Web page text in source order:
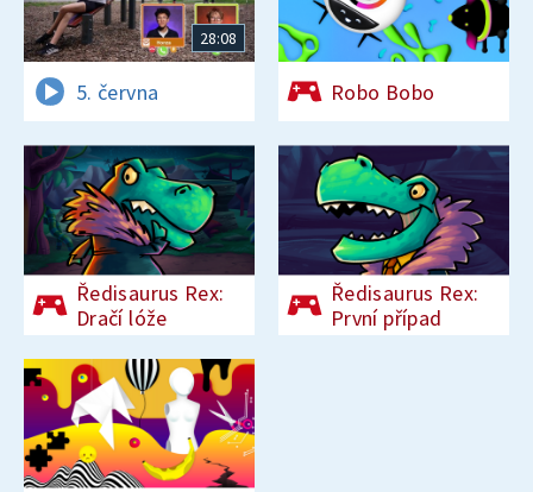
28:08
5. června Robo Bobo
Ředisaurus Rex:
Dračí lóže
Ředisaurus Rex:
První případ